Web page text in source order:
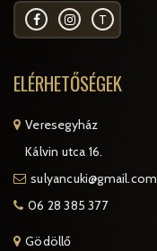
T
ELÉRHETŐSÉGEK
Veresegyház
Kálvin utca 16.
sulyancuki@gmail.com
06 28 385 377
Gödöllő